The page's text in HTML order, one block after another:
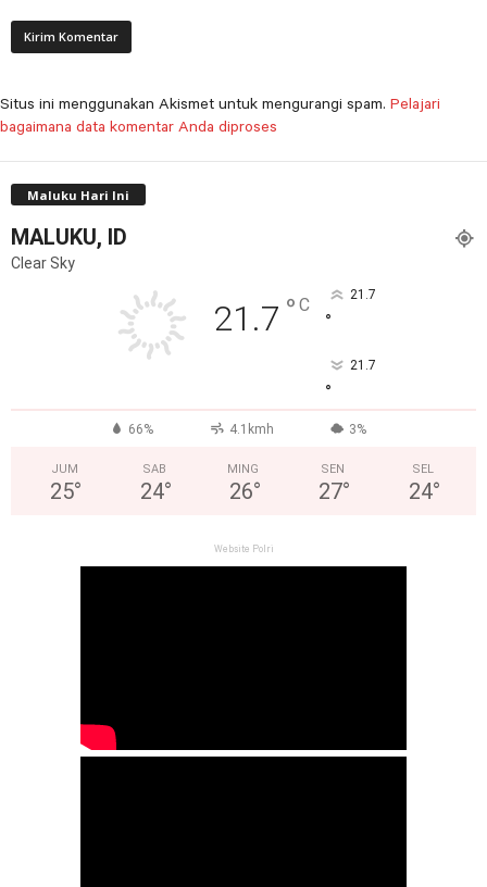
Situs ini menggunakan Akismet untuk mengurangi spam. Pelajari
bagaimana data komentar Anda diproses
Maluku Hari Ini
MALUKU, ID
Clear Sky
21.7 ° C 21.7
°
21.7
°
66% 4.1kmh 3%
JUM
25°
SAB
24°
MING
26°
SEN
27°
SEL
24°
Website Polri